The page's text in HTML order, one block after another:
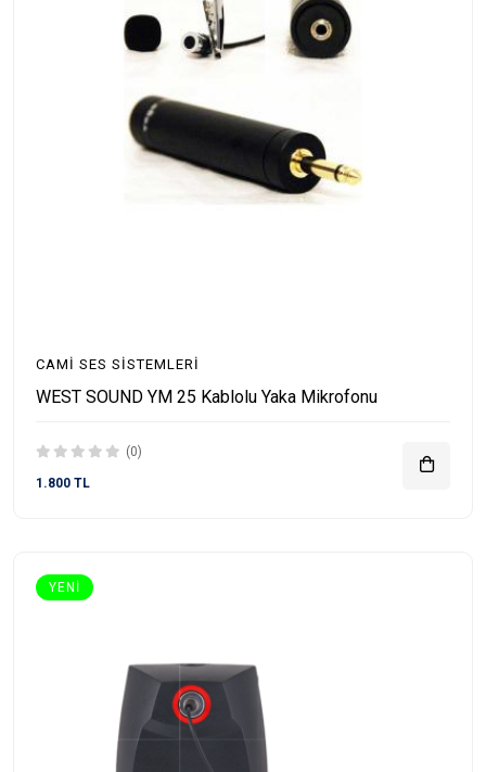
CAMI SES SISTEMLERI
WEST SOUND YM 25 Kablolu Yaka Mikrofonu
(0)
1.800 TL
YENI